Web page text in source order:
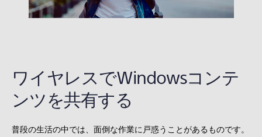
ワイヤレスでWindowsコンテ
ンツを共有する
普段の生活の中では、面倒な作業に戸惑うことがあるものです。